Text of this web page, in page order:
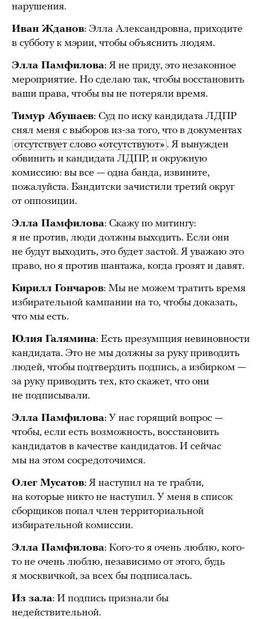
нарушения.
Иван Жданов: Элла Александровна, приходите
в субботу к мэрии, чтобы объяснить людям.
Элла Памфилова: Я не приду, это незаконное
мероприятие. Но сделаю так, чтобы восстановить
ваши права, чтобы вы не потеряли время.
Тимур Абушаев: Суд по иску кандидата ЛДПР
снял меня с выборов из-за того, что в документах
отсутствует слово «отсутствуют» . Я вынужден
обвинить и кандидата ЛДПР, и окружную
комиссию: вы все — одна банда, извините,
пожалуйста. Бандитски зачистили третий округ
от оппозиции.
Элла Памфилова: Скажу по митингу:
я не против, люди должны выходить. Если они
не будут выходить, это будет застой. Я уважаю это
право, но я против шантажа, когда грозят и давят.
Кирилл Гончаров: Мы не можем тратить время
избирательной кампании на то, чтобы доказать,
что мы есть.
Юлия Галямина: Есть презумпция невиновности
кандидата. Это не мы должны за руку приводить
людей, чтобы подтвердить подпись, а избирком —
за руку приводить тех, кто скажет, что они
не подписывали.
Элла Памфилова: У нас горящий вопрос —
чтобы, если есть возможность, восстановить
кандидатов в качестве кандидатов. И сейчас
мы на этом сосредоточимся.
Олег Мусатов: Я наступил на те грабли,
на которые никто не наступил. У меня в список
сборщиков попал член территориальной
избирательной комиссии.
Элла Памфилова: Кого-то я очень люблю, кого-
то не очень люблю, независимо от этого, будь
я москвичкой, за всех бы подписалась.
Из зала: И подпись признали бы
недействительной.